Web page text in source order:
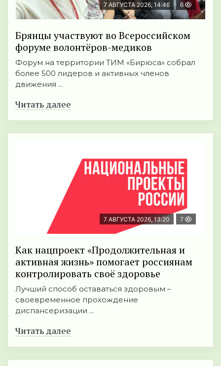
7 АВГУСТА 2026, 14:46 6
Брянцы участвуют во Всероссийском
форуме волонтёров-медиков
Форум на территории ТИМ «Бирюса» собрал
более 500 лидеров и активных членов
движения ...
Читать далее
7 АВГУСТА 2026, 13:20 7
Как нацпроект «Продолжительная и
активная жизнь» помогает россиянам
контролировать своё здоровье
Лучший способ оставаться здоровым –
своевременное прохождение
диспансеризации ...
Читать далее